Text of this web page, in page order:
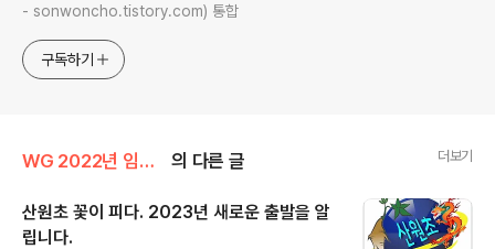
- sonwoncho.tistory.com) 통합
구독하기
WG 2022년 임인년 기록 의 다른 글 더보기
산원초 꽃이 피다. 2023년 새로운 출발을 알
립니다.